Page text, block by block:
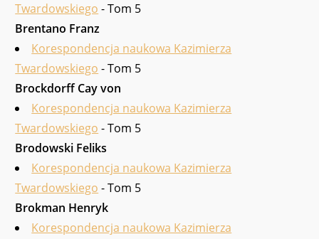
Twardowskiego - Tom 5
Brentano Franz
Korespondencja naukowa Kazimierza
Twardowskiego - Tom 5
Brockdorff Cay von
Korespondencja naukowa Kazimierza
Twardowskiego - Tom 5
Brodowski Feliks
Korespondencja naukowa Kazimierza
Twardowskiego - Tom 5
Brokman Henryk
Korespondencja naukowa Kazimierza